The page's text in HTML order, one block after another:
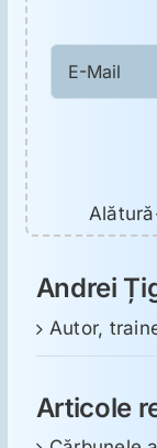
Mail
Andrei
Autor,
Articole